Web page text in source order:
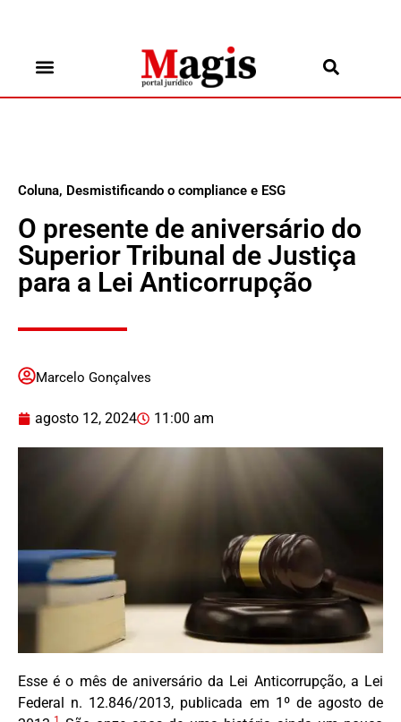
Coluna, Desmistificando o compliance e ESG
O presente de aniversário do
Superior Tribunal de Justiça
para a Lei Anticorrupção
Marcelo Gonçalves
agosto 12, 2024 11:00 am
Esse é o mês de aniversário da Lei Anticorrupção, a Lei
Federal n. 12.846/2013, publicada em 1º de agosto de